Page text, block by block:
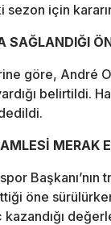
için
SAĞLANDIĞI
göre, André
belirtildi.
MERAK
öne